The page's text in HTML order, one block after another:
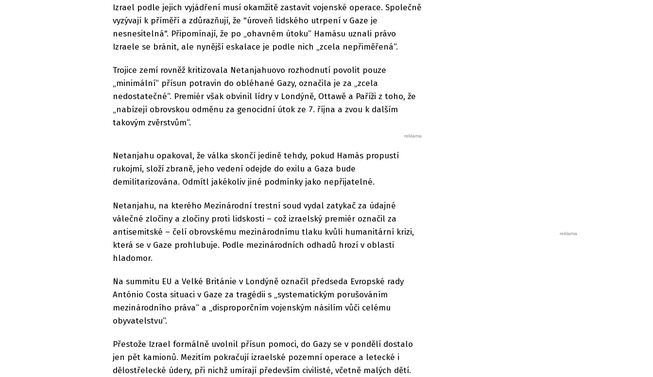
Izrael podle jejich vyjádření musí okamžitě zastavit vojenské operace. Společně
vyzývají k příměří a zdůrazňují, že "úroveň lidského utrpení v Gaze je
nesnesitelná". Připomínají, že po „ohavném útoku“ Hamásu uznali právo
Izraele se bránit, ale nynější eskalace je podle nich „zcela nepřiměřená“.
Trojice zemí rovněž kritizovala Netanjahuovo rozhodnutí povolit pouze
„minimální“ přísun potravin do obléhané Gazy, označila je za „zcela
nedostatečné“. Premiér však obvinil lídry v Londýně, Ottawě a Paříži z toho, že
„nabízejí obrovskou odměnu za genocidní útok ze 7. října a zvou k dalším
takovým zvěrstvům“.
Netanjahu opakoval, že válka skončí jedině tehdy, pokud Hamás propustí
rukojmí, složí zbraně, jeho vedení odejde do exilu a Gaza bude
demilitarizována. Odmítl jakékoliv jiné podmínky jako nepřijatelné.
Netanjahu, na kterého Mezinárodní trestní soud vydal zatykač za údajné
válečné zločiny a zločiny proti lidskosti – což izraelský premiér označil za
antisemitské – čelí obrovskému mezinárodnímu tlaku kvůli humanitární krizi,
která se v Gaze prohlubuje. Podle mezinárodních odhadů hrozí v oblasti
hladomor.
Na summitu EU a Velké Británie v Londýně označil předseda Evropské rady
António Costa situaci v Gaze za tragédii s „systematickým porušováním
mezinárodního práva“ a „disproporčním vojenským násilím vůči celému
obyvatelstvu“.
Přestože Izrael formálně uvolnil přísun pomoci, do Gazy se v pondělí dostalo
jen pět kamionů. Mezitím pokračují izraelské pozemní operace a letecké i
dělostřelecké údery, při nichž umírají především civilisté, včetně malých dětí.